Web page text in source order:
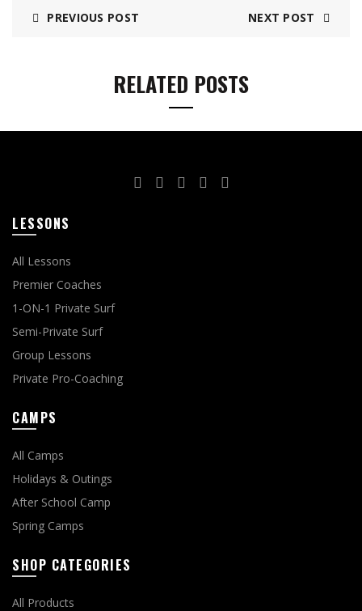
PREVIOUS POST NEXT POST
RELATED POSTS
LESSONS
All Lessons
Premier Coaches
1-ON-1 Private Surf
Semi-Private Surf
Group Lessons
Private Pro-Coaching
CAMPS
All Camps
Holidays & Outings
After School Camp
Spring Camps
SHOP CATEGORIES
All Products